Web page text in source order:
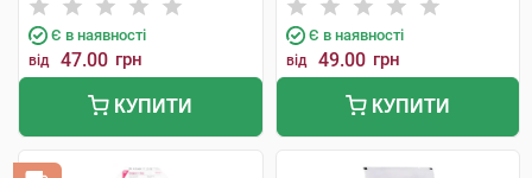
Є в наявності
від 47.00 грн
КУПИТИ
Є в наявності
від 49.00 грн
КУПИТИ